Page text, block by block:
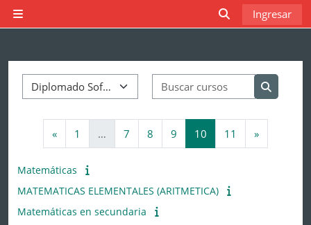
Saltar al contenido principal
Pánel lateral
Activar o
Ingresar
Categorías
Buscar
Buscar
«Página anterior
1 Página 1
… 7 Página 7
8 Página 8
9 Página 9
10 Página 10
11 Página 11
»Página
Matemáticas
MATEMATICAS ELEMENTALES (ARITMETICA)
Matemáticas en secundaria